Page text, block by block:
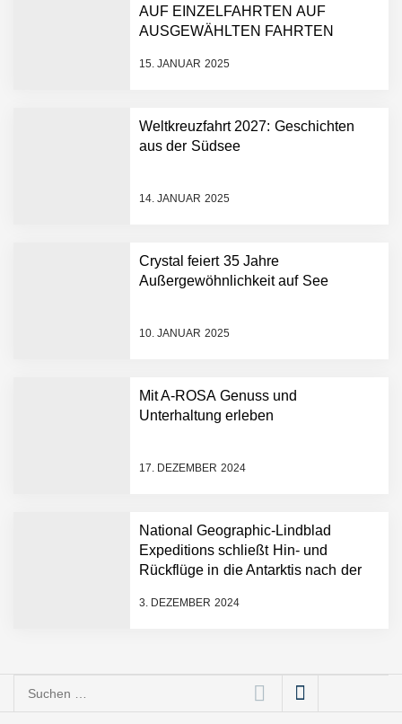
AUF EINZELFAHRTEN AUF
AUSGEWÄHLTEN FAHRTEN
15. JANUAR 2025
Weltkreuzfahrt 2027: Geschichten
aus der Südsee
14. JANUAR 2025
Crystal feiert 35 Jahre
Außergewöhnlichkeit auf See
10. JANUAR 2025
Mit A-ROSA Genuss und
Unterhaltung erleben
17. DEZEMBER 2024
National Geographic-Lindblad
Expeditions schließt Hin- und
Rückflüge in die Antarktis nach der
Direct“-Kreuzfahrt ab
3. DEZEMBER 2024
Suchen